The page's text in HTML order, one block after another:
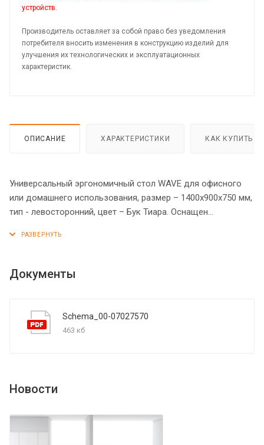
устройств.
Производитель оставляет за собой право без уведомления
потребителя вносить изменения в конструкцию изделий для
улучшения их технологических и эксплуатационных
характеристик.
ОПИСАНИЕ ХАРАКТЕРИСТИКИ КАК КУПИТЬ
Универсальный эргономичный стол WAVE для офисного
или домашнего использования, размер – 1400х900х750 мм,
тип - левосторонний, цвет – Бук Тиара. Оснащен
которые расположены по краям стола. Между
проставки, что создает эффект «парящей столешницы».
Солидная и прочная столешница из МДФ 19 мм с
один кабель-канал с декоративной заглушкой.
Фрезерованные края столешницы гарантируют отсутствие
оснащена прочными силовыми креплениями –
опоры обеспечат столу устойчивость на неровном полу.
Документы
Schema_00-07027570
463 кб
Новости